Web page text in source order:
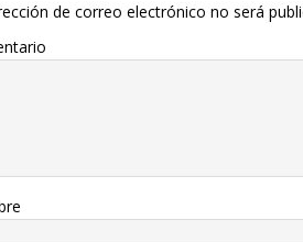
de correo electrónico no será